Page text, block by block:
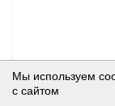
Мы используем
с сайтом